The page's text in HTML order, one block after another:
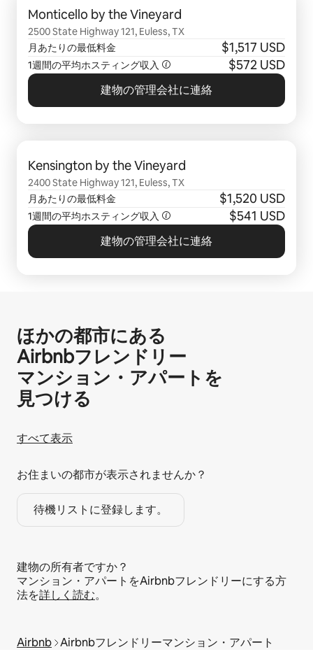
Monticello by the Vineyard
2500 State Highway 121, Euless, TX
月あたりの最低料金
$1,517 USD
1週間の平均ホスティング収入 $572 USD
建物の管理会社に連絡
Kensington by the Vineyard
2400 State Highway 121, Euless, TX
月あたりの最低料金
$1,520 USD
1週間の平均ホスティング収入 $541 USD
建物の管理会社に連絡
ほかの都市にある
Airbnb⁠フ⁠レ⁠ン⁠ド⁠リ⁠ー
マ⁠ン⁠シ⁠ョ⁠ン⁠・ア⁠パ⁠ー⁠ト⁠を
見⁠つ⁠け⁠る
すべて表示
お住まいの都市が表示されませんか？
待機リストに登録します。
建物の所有者ですか？
マンション・アパートをAirbnbフレンドリーにする方
法を詳しく読む。
Airbnb Airbnbフレンドリーマンション・アパート